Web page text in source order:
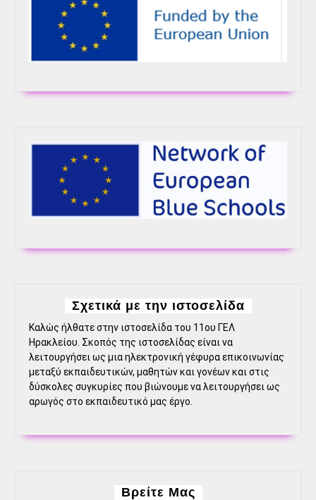
Κρήτης
Σχετικά με την ιστοσελίδα
Καλώς ήλθατε στην ιστοσελίδα του 11ου ΓΕΛ
Ηρακλείου. Σκοπός της ιστοσελίδας είναι να
λειτουργήσει ως μια ηλεκτρονική γέφυρα επικοινωνίας
μεταξύ εκπαιδευτικών, μαθητών και γονέων και στις
δύσκολες συγκυρίες που βιώνουμε να λειτουργήσει ως
αρωγός στο εκπαιδευτικό μας έργο.
Βρείτε Μας